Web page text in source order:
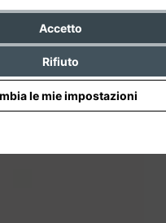
Accetto
Rifiuto
le mie impostazioni